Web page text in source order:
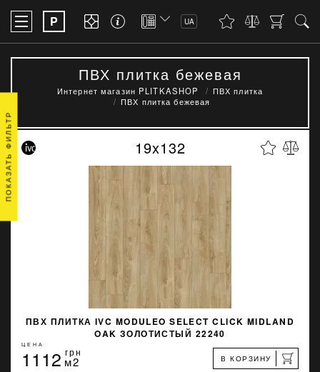
P UA
ПВХ плитка бежевая
Интернет магазин PLITKASHOP
ПВХ плитка
ПВХ плитка бежевая
19x132
ПВХ ПЛИТКА IVC MODULEO SELECT CLICK MIDLAND
OAK ЗОЛОТИСТЫЙ 22240
ЦЕНА
1112 грн
м2 В КОРЗИНУ
ПОКАЗАТЬ ФИЛЬТР